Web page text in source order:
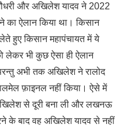
और अखिलेश यादव ने 2022
का ऐलान किया था। किसान
हुए किसान महापंचायत में ये
लेकर भी कुछ ऐसा ही ऐलान
अभी तक अखिलेश ने रालोद
फ़ाइनल नहीं किया। ऐसे में
से दूरी बना ली और लखनऊ
के बाद वह अखिलेश यादव से नहीं